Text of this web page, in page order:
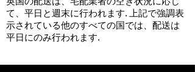
て、平日と週末に行われます. 上記で強調表
示されている他のすべての国では、配送は
平日にのみ行われます.